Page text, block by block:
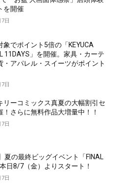
を開催
日
象でポイント5倍の「KEYUCA
11DAYS」を開催。家具・カーテ
・アパレル・スイーツがポイント
日
リーコミックス真夏の大幅割引セ
！さらに無料作品大増量中！！
日
夏の最終ビッグイベント「FINAL
日8/7（金）よりスタート！
日